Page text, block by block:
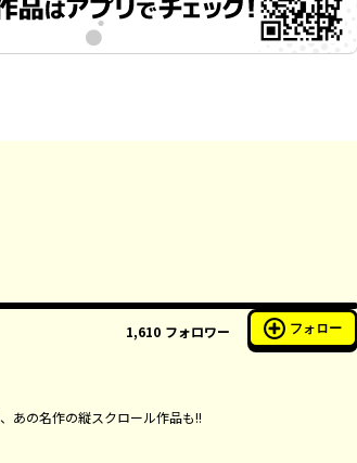
1,610 フォロワー フォロー
あの名作の縦スクロール作品も!!